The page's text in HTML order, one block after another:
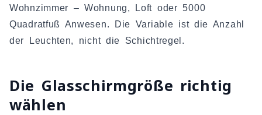
Wohnzimmer – Wohnung, Loft oder 5000
Quadratfuß Anwesen. Die Variable ist die Anzahl
der Leuchten, nicht die Schichtregel.
Die Glasschirmgröße richtig
wählen